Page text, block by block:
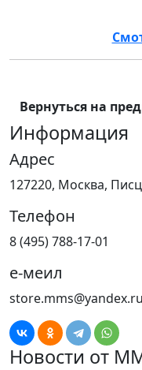
Вернуться на
Информация
Адрес
127220, Москва,
Телефон
8 (495) 788-17-01
е-меил
store.mms@yandex.ru
Новости от